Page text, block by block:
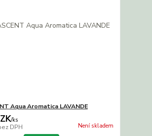
Aqua Aromatica LAVANDE
/ks
DPH Není skladem